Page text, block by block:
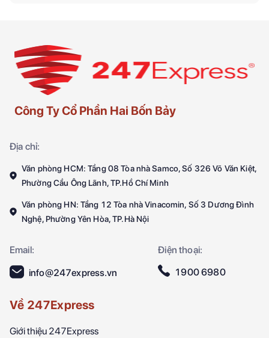
Công Ty Cổ Phần Hai Bốn Bảy
Địa chỉ:
Văn phòng HCM: Tầng 08 Tòa nhà Samco, Số 326 Võ Văn Kiệt,
Phường Cầu Ông Lãnh, TP.Hồ Chí Minh
Văn phòng HN: Tầng 12 Tòa nhà Vinacomin, Số 3 Dương Đình
Nghệ, Phường Yên Hòa, TP.Hà Nội
Email:
Điện thoại:
info@247express.vn
1900 6980
Về 247Express
Giới thiệu 247Express